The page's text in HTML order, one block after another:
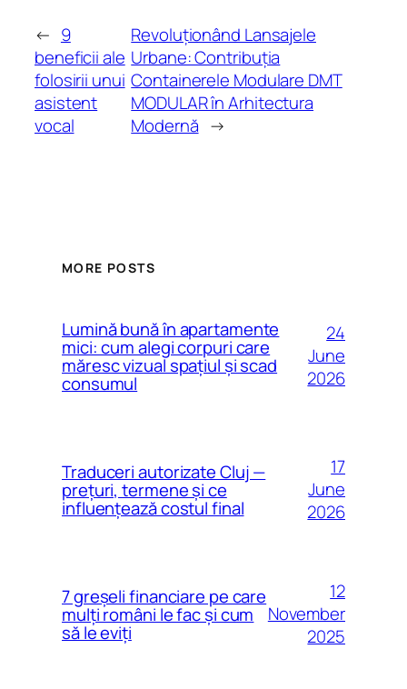
← 9
beneficii ale
folosirii unui
asistent
vocal
Revoluționând Lansajele
Urbane: Contribuția
Containerele Modulare DMT
MODULAR în Arhitectura
Modernă →
MORE POSTS
Lumină bună în apartamente
mici: cum alegi corpuri care
măresc vizual spațiul și scad
consumul
24
June
2026
Traduceri autorizate Cluj —
prețuri, termene și ce
influențează costul final
17
June
2026
7 greșeli financiare pe care
mulți români le fac și cum
să le eviți
12
November
2025